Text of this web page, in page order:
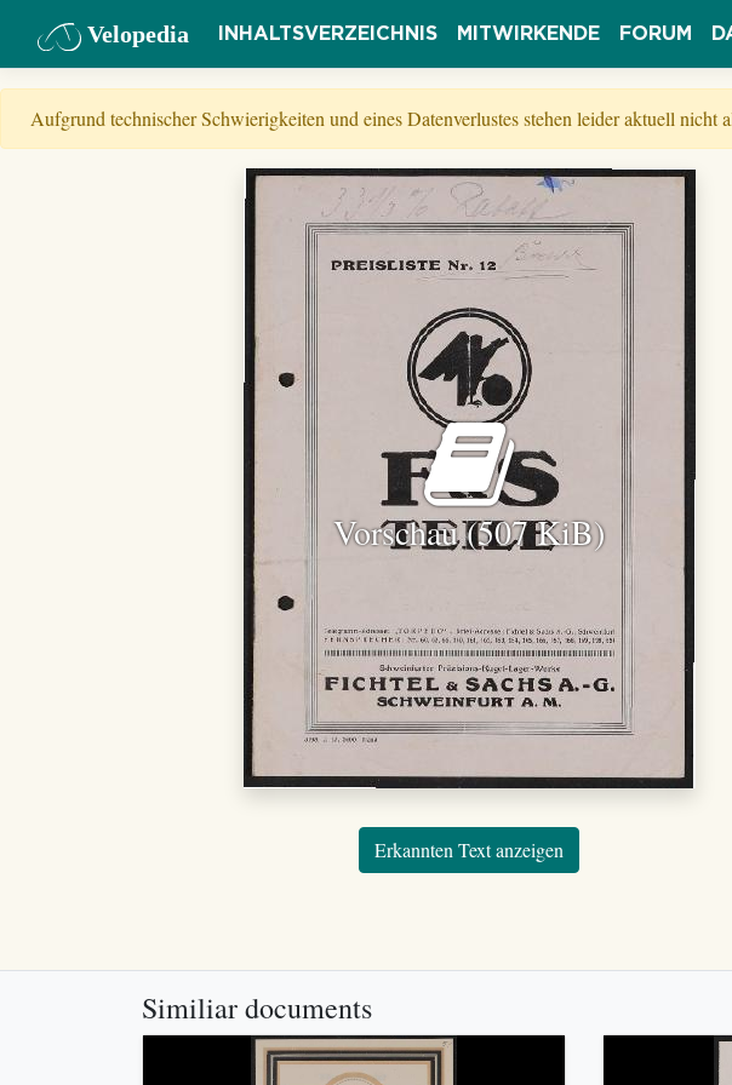
Velopedia INHALTSVERZEICHNIS MITWIRKENDE FORUM
Aufgrund technischer Schwierigkeiten und eines Datenverlustes stehen leider aktuell
Vorschau (507 KiB)
Erkannten Text anzeigen
Similiar documents